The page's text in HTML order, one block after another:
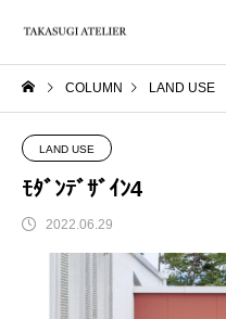
COLUMN LAND USE
LAND USE
ﾓﾀﾞﾝﾃﾞｻﾞｲﾝ4
2022.06.29